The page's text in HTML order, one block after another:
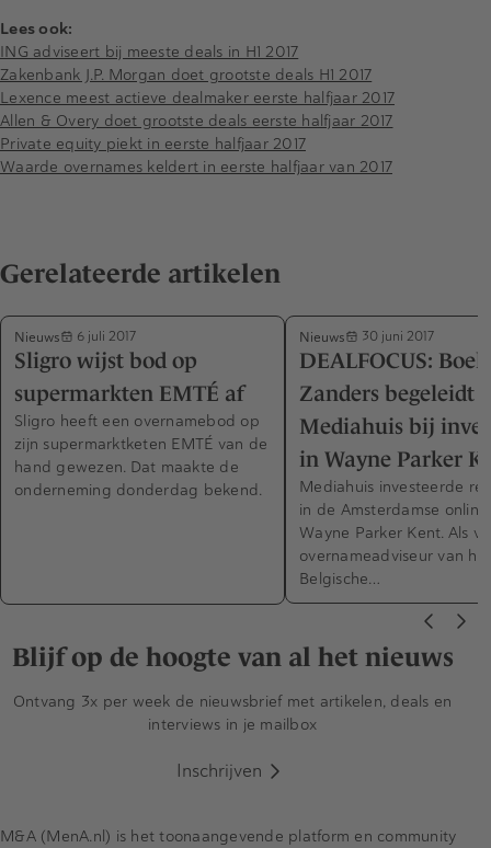
Lees ook:
ING adviseert bij meeste deals in H1 2017
Zakenbank J.P. Morgan doet grootste deals H1 2017
Lexence meest actieve dealmaker eerste halfjaar 2017
Allen & Overy doet grootste deals eerste halfjaar 2017
Private equity piekt in eerste halfjaar 2017
Waarde overnames keldert in eerste halfjaar van 2017
Gerelateerde artikelen
Nieuws 6 juli 2017
Sligro wijst bod op
supermarkten EMTÉ af
Sligro heeft een overnamebod op
zijn supermarktketen EMTÉ van de
hand gewezen. Dat maakte de
onderneming donderdag bekend.
Nieuws 30 juni 2017
DEALFOCUS: Boels
Zanders begeleidt
Mediahuis bij
in Wayne Parker
Mediahuis investeerde
in de Amsterdamse
Wayne Parker Kent. Als
overnameadviseur van het
Belgische…
Blijf op de hoogte van al het nieuws
Ontvang 3x per week de nieuwsbrief met artikelen, deals en
interviews in je mailbox
Inschrijven
M&A (MenA.nl) is het toonaangevende platform en community